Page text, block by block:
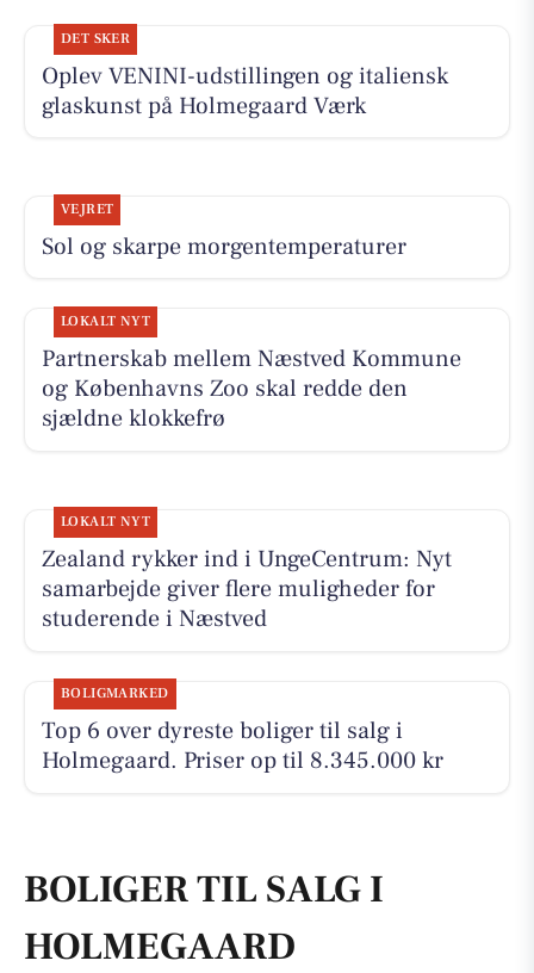
DET SKER
Oplev VENINI-udstillingen og italiensk
glaskunst på Holmegaard Værk
VEJRET
Sol og skarpe morgentemperaturer
LOKALT NYT
Partnerskab mellem Næstved Kommune
og Københavns Zoo skal redde den
sjældne klokkefrø
LOKALT NYT
Zealand rykker ind i UngeCentrum: Nyt
samarbejde giver flere muligheder for
studerende i Næstved
BOLIGMARKED
Top 6 over dyreste boliger til salg i
Holmegaard. Priser op til 8.345.000 kr
BOLIGER TIL SALG I
HOLMEGAARD